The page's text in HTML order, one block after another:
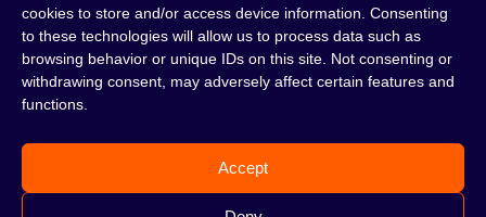
cookies to store and/or access device information. Consenting
to these technologies will allow us to process data such as
browsing behavior or unique IDs on this site. Not consenting or
withdrawing consent, may adversely affect certain features and
functions.
Accept
УСЛОВИЯ ИСПОЛЬЗОВАНИЯ ПОЛИТИКА COOKIE
Кальян — это отличная идея для вечера, проведенного с друзьями или в
одиночестве; это интересный ритуал, который покорил сердца многих людей.
Несмотря на то, знакомы тебе слова «кальян» или «кальянный табак» или
нет, это место идеально подходит для тебя!
е жди, а сразу отправляйся в наш